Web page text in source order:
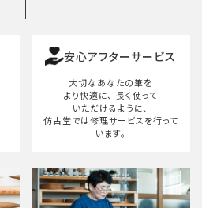
安心アフターサービス
大切なあなたの筆を
より快適に、 長く使って
いただけるように、
仿古堂では修理サービスを行って
います。